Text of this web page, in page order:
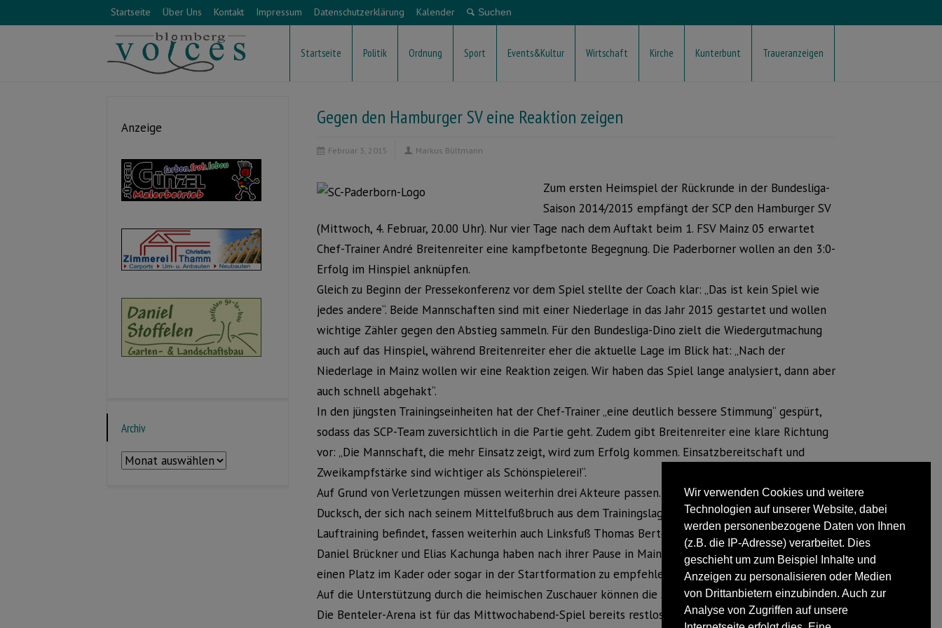
Wir verwenden Cookies und weitere
Technologien auf unserer Website, dabei
werden personenbezogene Daten von Ihnen
(z.B. die IP-Adresse) verarbeitet. Dies
geschieht um zum Beispiel Inhalte und
Anzeigen zu personalisieren oder Medien
von Drittanbietern einzubinden. Auch zur
Analyse von Zugriffen auf unsere
Startseite Über Uns Kontakt Impressum Datenschutzerklärung Kalender
Startseite Politik Ordnung Sport Events&Kultur Wirtschaft Kirche Kunterbunt Traueranzeigen
Gegen den Hamburger SV eine Reaktion zeigen
Februar 3, 2015 Markus Bültmann
Zum ersten Heimspiel der Rückrunde in der Bundesliga-
Saison 2014/2015 empfängt der SCP den Hamburger SV
(Mittwoch, 4. Februar, 20.00 Uhr). Nur vier Tage nach dem Auftakt beim 1. FSV Mainz 05 erwartet
Chef-Trainer André Breitenreiter eine kampfbetonte Begegnung. Die Paderborner wollen an den 3:0-
Erfolg im Hinspiel anknüpfen.
Gleich zu Beginn der Pressekonferenz vor dem Spiel stellte der Coach klar: „Das ist kein Spiel wie
jedes andere“. Beide Mannschaften sind mit einer Niederlage in das Jahr 2015 gestartet und wollen
wichtige Zähler gegen den Abstieg sammeln. Für den Bundesliga-Dino zielt die Wiedergutmachung
auch auf das Hinspiel, während Breitenreiter eher die aktuelle Lage im Blick hat: „Nach der
Niederlage in Mainz wollen wir eine Reaktion zeigen. Wir haben das Spiel lange analysiert, dann aber
auch schnell abgehakt“.
In den jüngsten Trainingseinheiten hat der Chef-Trainer „eine deutlich bessere Stimmung“ gespürt,
sodass das SCP-Team zuversichtlich in die Partie geht. Zudem gibt Breitenreiter eine klare Richtung
vor: „Die Mannschaft, die mehr Einsatz zeigt, wird zum Erfolg kommen. Einsatzbereitschaft und
Zweikampfstärke sind wichtiger als Schönspielerei!“.
Auf Grund von Verletzungen müssen weiterhin drei Akteure passen. Neben Offensivspieler Marvin
Ducksch, der sich nach seinem Mittelfußbruch aus dem Trainingslager in der Türkei schon wieder im
Lauftraining befindet, fassen weiterhin auch Linksfuß Thomas Bertels und Torwart Daniel Lück aus.
Daniel Brückner und Elias Kachunga haben nach ihrer Pause in Mainz Chancen, sich im Training für
einen Platz im Kader oder sogar in der Startformation zu empfehlen.
Auf die Unterstützung durch die heimischen Zuschauer können die SCP-Kicker in jedem Fall bauen.
Die Benteler-Arena ist für das Mittwochabend-Spiel bereits restlos ausverkauft.
Anzeige
Archiv
Archiv